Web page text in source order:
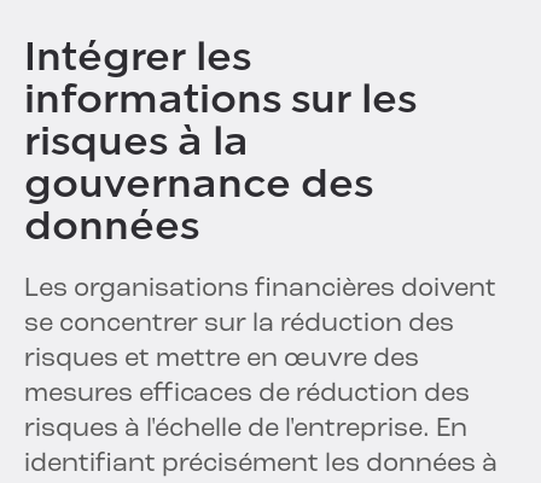
Intégrer les
informations sur les
risques à la
gouvernance des
données
Les organisations financières doivent
se concentrer sur la réduction des
risques et mettre en œuvre des
mesures efficaces de réduction des
risques à l'échelle de l'entreprise. En
identifiant précisément les données à